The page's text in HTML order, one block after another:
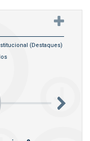
(destaques)